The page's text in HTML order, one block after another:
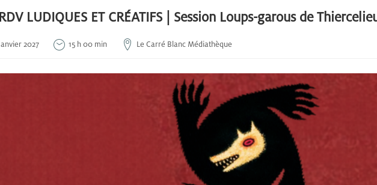
LUDIQUES ET CRÉATIFS | Session Loups-garous de
2027 15 h 00 min Le Carré Blanc Médiathèque